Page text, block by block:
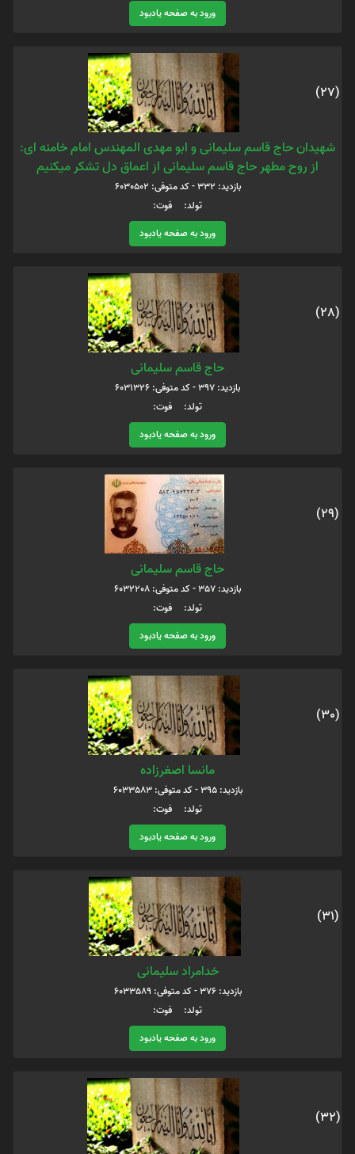
ورود به صفحه یادبود
(27)
شهیدان حاج قاسم سلیمانی و ابو مهدی المهندس امام خامنه ای:
از روح مطهر حاج قاسم سلیمانی از اعماق دل تشکر میکنیم
بازدید: 332 - کد متوفی: 6030502
تولد: فوت:
ورود به صفحه یادبود
(28)
حاج قاسم سلیمانی
بازدید: 397 - کد متوفی: 6031326
تولد: فوت:
ورود به صفحه یادبود
(29)
حاج قاسم سلیمانی
بازدید: 357 - کد متوفی: 6032208
تولد: فوت:
ورود به صفحه یادبود
(30)
مانسا اصغرزاده
بازدید: 395 - کد متوفی: 6033583
تولد: فوت:
ورود به صفحه یادبود
(31)
خدامراد سلیمانی
بازدید: 376 - کد متوفی: 6033589
تولد: فوت:
ورود به صفحه یادبود
(32)